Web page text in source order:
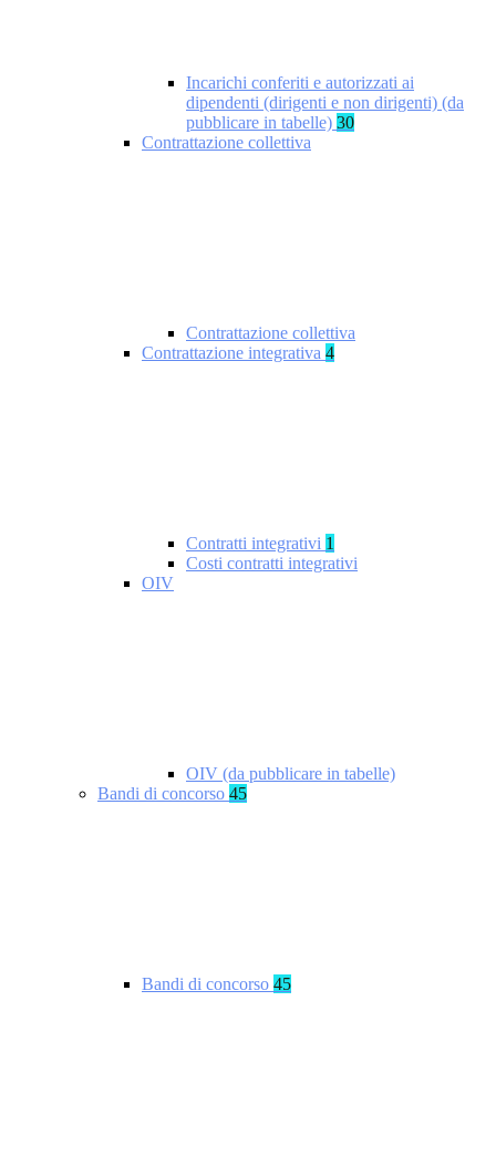
Incarichi conferiti e autorizzati ai
dipendenti (dirigenti e non dirigenti) (da
pubblicare in tabelle) 30
Contrattazione collettiva
Contrattazione collettiva
Contrattazione integrativa 4
Contratti integrativi 1
Costi contratti integrativi
OIV
OIV (da pubblicare in tabelle)
Bandi di concorso 45
Bandi di concorso 45